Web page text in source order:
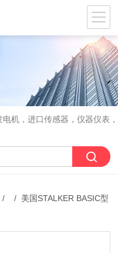
电机，进口传感器，仪器仪表
美国STALKER BASIC型